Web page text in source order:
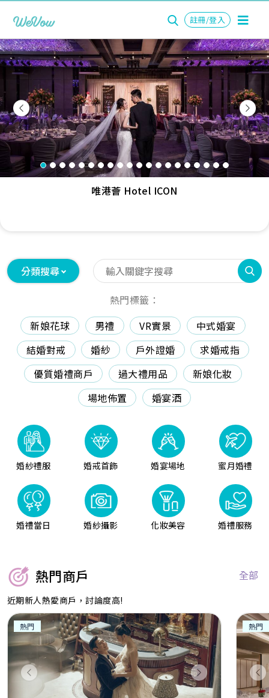
註冊/登入
唯港薈 Hotel ICON
Previous Next
分類搜尋
熱門標籤：
新娘花球
男禮 VR實景
中式婚宴
結婚對戒
婚紗 戶外證婚
求婚戒指
優質婚禮商戶
過大禮用品
新娘化妝
場地佈置
婚宴酒
婚紗禮服 婚戒首飾 婚宴場地 蜜月婚禮
婚禮當日 婚紗攝影 化妝美容 婚禮服務
熱門商戶 全部
近期新人熱愛商戶，討論度高!
Previous Next
熱門 熱門